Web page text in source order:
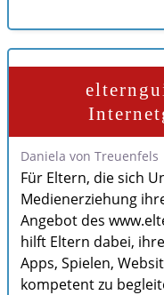
Daniela von Treuenfels
Für Eltern, die sich
Medienerziehung
Angebot des
hilft Eltern dabei,
Apps, Spielen,
kompetent zu